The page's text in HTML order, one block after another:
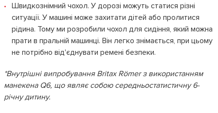
Швидкознімний чохол. У дорозі можуть статися різні
ситуації. У машині може захитати дітей або пролитися
рідина. Тому ми розробили чохол для сидіння, який можна
прати в пральній машинці. Він легко знімається, при цьому
не потрібно від'єднувати ремені безпеки.
*Внутрішні випробування Britax Römer з використанням
манекена Q6, що являє собою середньостатистичну 6-
річну дитину.